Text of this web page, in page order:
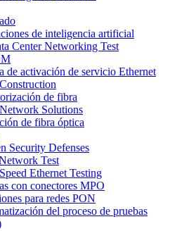
de inteligencia artificial
Center Networking Test
de activación de servicio Ethernet
de fibra
Solutions
de fibra óptica
Security Defenses
Test
Ethernet Testing
con conectores MPO
para redes PON
del proceso de pruebas